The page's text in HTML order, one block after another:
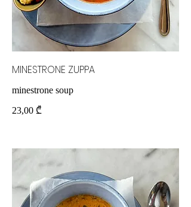
MINESTRONE ZUPPA
minestrone soup
23,00 ₾